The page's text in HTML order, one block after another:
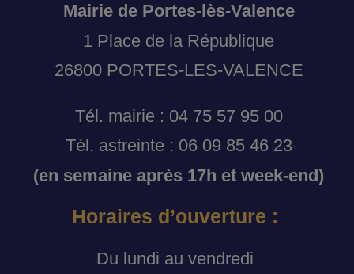
Mairie de Portes-lès-Valence
1 Place de la République
26800 PORTES-LES-VALENCE
Tél. mairie : 04 75 57 95 00
Tél. astreinte : 06 09 85 46 23
(en semaine après 17h et week-end)
Horaires d’ouverture :
Du lundi au vendredi